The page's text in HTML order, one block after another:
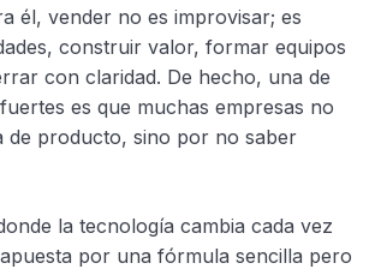
él, vender no es improvisar; es
construir valor, formar equipos
con claridad. De hecho, una de
es que muchas empresas no
de producto, sino por no saber
la tecnología cambia cada vez
por una fórmula sencilla pero